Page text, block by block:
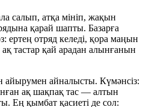
салып, атқа мініп, жақын
қарай шапты. Базарға
ертең отряд келеді, қора маңын
тастар қай арадан алынғанын
айырумен айналысты. Күмәнсіз:
ақ шақпақ тас — алтын
Ең қымбат қасиеті де сол: